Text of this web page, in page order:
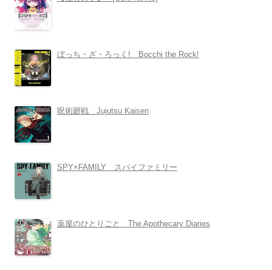
ぼっち・ざ・ろっく! Bocchi the Rock!
呪術廻戦 Jujutsu Kaisen
SPY×FAMILY スパイファミリー
薬屋のひとりごと The Apothecary Diaries